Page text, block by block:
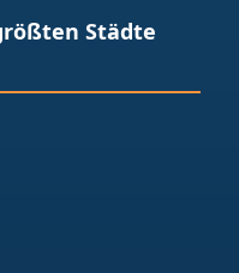
Städte